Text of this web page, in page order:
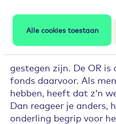
Alle cookies toestaan
training Invloed
Dat ging over
je vel zitten. Ook daar
met elkaar,
mensen moeilijk
gestegen zijn. De OR is
fonds daarvoor. Als
hebben, heeft dat z’n
Dan reageer je anders,
onderling begrip voor